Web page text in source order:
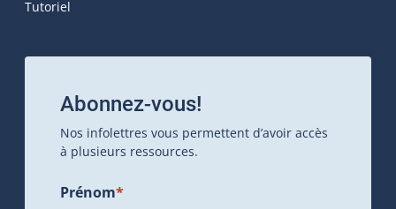
Tutoriel
Abonnez-vous!
Nos infolettres vous permettent d’avoir accès
à plusieurs ressources.
Prénom*